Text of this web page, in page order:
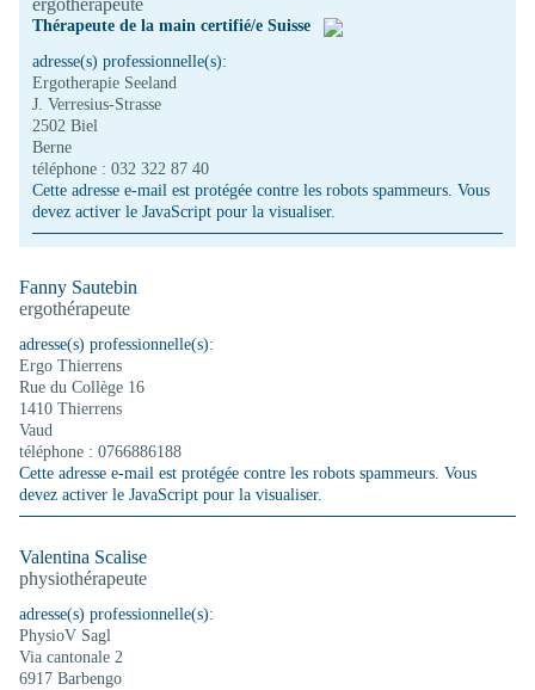
Thérapeute de la main certifié/e Suisse
adresse(s) professionnelle(s):
Ergotherapie Seeland
J. Verresius-Strasse
2502 Biel
Berne
téléphone : 032 322 87 40
Cette adresse e-mail est protégée contre les robots spammeurs. Vous
devez activer le JavaScript pour la visualiser.
Fanny Sautebin
ergothérapeute
adresse(s) professionnelle(s):
Ergo Thierrens
Rue du Collège 16
1410 Thierrens
Vaud
téléphone : 0766886188
Cette adresse e-mail est protégée contre les robots spammeurs. Vous
devez activer le JavaScript pour la visualiser.
Valentina Scalise
physiothérapeute
adresse(s) professionnelle(s):
PhysioV Sagl
Via cantonale 2
6917 Barbengo